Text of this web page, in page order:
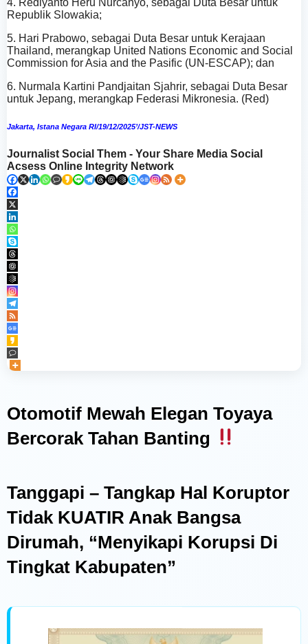
4. Rediyanto Heru Nurcahyo, sebagai Duta Besar untuk
Republik Slowakia;
5. Hari Prabowo, sebagai Duta Besar untuk Kerajaan
Thailand, merangkap United Nations Economic and Social
Commission for Asia and the Pasific (UN-ESCAP); dan
6. Nurmala Kartini Pandjaitan Sjahrir, sebagai Duta Besar
untuk Jepang, merangkap Federasi Mikronesia. (Red)
Jakarta, Istana Negara RI/19/12/2025’/JST-NEWS
Journalist Social Them - Your Share Media Social
Acsess Online Integrity Network
Navigasi
pos
Otomotif Mewah Elegan Toyaya
Bercorak Tahan Banting
Tanggapi – Tangkap Hal Koruptor
Tidak KUATIR Anak Bangsa
Dirumah, “Menyikapi Korupsi Di
Tingkat Kabupaten”